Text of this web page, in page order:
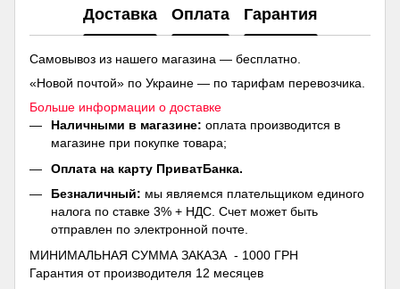
Доставка Оплата Гарантия
Самовывоз из нашего магазина — бесплатно.
«Новой почтой» по Украине — по тарифам перевозчика.
Больше информации о доставке
Наличными в магазине: оплата производится в
магазине при покупке товара;
Оплата на карту ПриватБанка.
Безналичный: мы являемся плательщиком единого
налога по ставке 3% + НДС. Счет может быть
отправлен по электронной почте.
МИНИМАЛЬНАЯ СУММА ЗАКАЗА - 1000 ГРН
Гарантия от производителя 12 месяцев